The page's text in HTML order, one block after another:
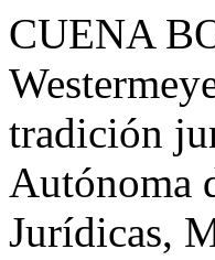
CUENA
tradición
Autónoma
Jurídicas,